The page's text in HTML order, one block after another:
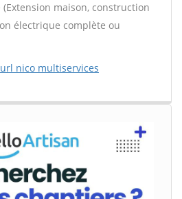
(Extension maison, construction
électrique complète ou
nico multiservices